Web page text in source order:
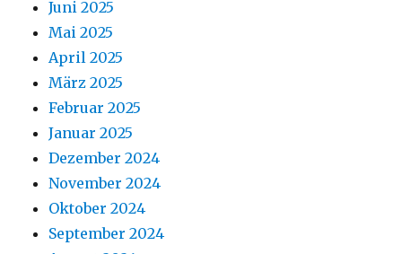
Juni 2025
Mai 2025
April 2025
März 2025
Februar 2025
Januar 2025
Dezember 2024
November 2024
Oktober 2024
September 2024